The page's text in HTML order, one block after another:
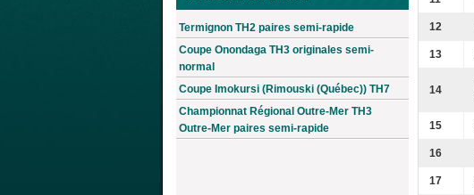
Termignon TH2 paires semi-rapide
Coupe Onondaga TH3 originales semi-
normal
Coupe Imokursi (Rimouski (Québec)) TH7
Championnat Régional Outre-Mer TH3
Outre-Mer paires semi-rapide
12
13
14
15
16
17